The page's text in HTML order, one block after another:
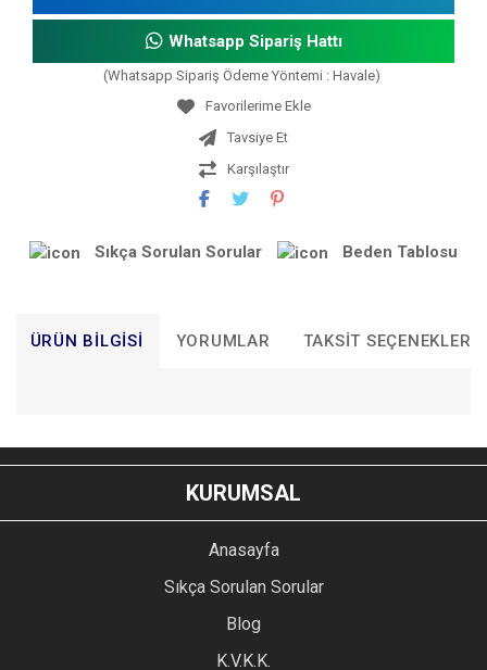
Whatsapp Sipariş Hattı
(Whatsapp Sipariş Ödeme Yöntemi : Havale)
Tavsiye Et
Karşılaştır
Sıkça Sorulan Sorular Beden Tablosu
ÜRÜN BILGISI YORUMLAR TAKSIT SEÇENEKLERI
YORUM YAZ
Bu ürünün fiyat bilgisi, resim, ürün açıklamalarında ve diğer
konularda yetersiz gördüğünüz noktaları öneri formunu
kullanarak tarafımıza iletebilirsiniz.
Ürün resmi kalitesiz, bozuk veya görüntülenemiyor.
Ürün açıklamasında eksik bilgiler bulunuyor.
Ürün bilgilerinde hatalar bulunuyor.
Ürün fiyatı diğer sitelerden daha pahalı.
KURUMSAL
Anasayfa
Sıkça Sorulan Sorular
Blog
K.V.K.K.